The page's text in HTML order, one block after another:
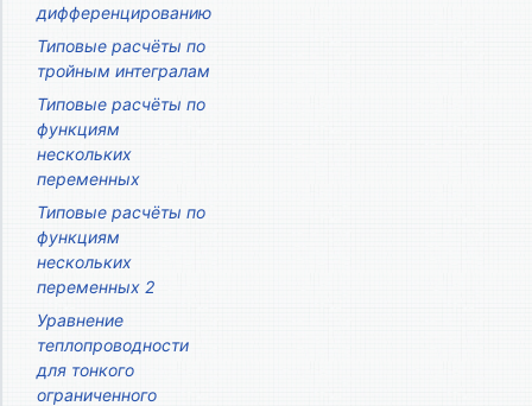
дифференцированию
Типовые расчёты по
тройным интегралам
Типовые расчёты по
функциям
нескольких
переменных
Типовые расчёты по
функциям
нескольких
переменных 2
Уравнение
теплопроводности
для тонкого
ограниченного